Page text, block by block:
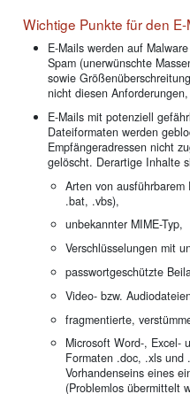
Wichtige Punkte für den
E-Mails werden auf
Spam (unerwünschte
sowie
nicht diesen
E-Mails mit potenziell
Dateiformaten werden
Empfängeradressen nicht
gelöscht. Derartige Inhalte
Arten von
.bat, .vbs),
unbekannter MIME-Typ,
Verschlüsselungen mit
passwortgeschützte
Video- bzw.
fragmentierte,
Microsoft Word-, Excel-
Formaten .doc, .xls und
Vorhandenseins eines
(Problemlos übermittelt